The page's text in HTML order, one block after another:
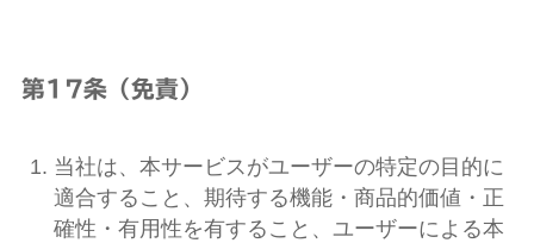
第17条（免責）
当社は、本サービスがユーザーの特定の目的に
適合すること、期待する機能・商品的価値・正
確性・有用性を有すること、ユーザーによる本